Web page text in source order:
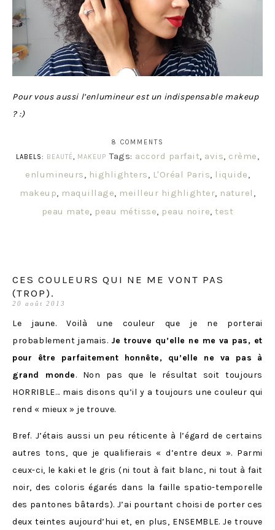
Pour vous aussi l’enlumineur est un indispensable makeup
? :)
8 COMMENTS
LABELS: BEAUTÉ, MAKEUP Tags: accord parfait, avis, crème,
enlumineurs, highlighters, L'Oréal Paris, liquide,
makeup, maquillage, meilleur highlighter, naturel ,
peau mate, peau métisse, peau noire,test
CES COULEURS QUI NE ME VONT PAS
(TROP).
20 août 2013
Le jaune. Voilà une couleur que je ne porterai
probablement jamais. Je trouve qu’elle ne me va pas, et
pour être parfaitement honnête, qu’elle ne va pas à
grand monde. Non pas que le résultat soit toujours
HORRIBLE… mais disons qu’il y a toujours une couleur qui
rend « mieux » je trouve.
Bref. J’étais aussi un peu réticente à l’égard de certains
autres tons, que je qualifierais « d’entre deux ». Parmi
ceux-ci, le kaki et le gris (ni tout à fait blanc, ni tout à fait
noir, des coloris égarés dans la faille spatio-temporelle
des pantones bâtards). J’ai pourtant choisi de porter ces
deux teintes aujourd’hui et, en plus, ENSEMBLE. Je trouve